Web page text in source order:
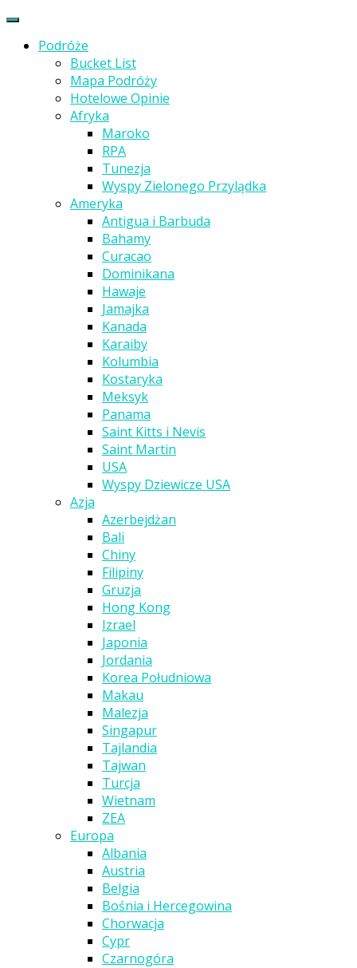
Podróże
Bucket List
Mapa Podróży
Hotelowe Opinie
Afryka
Maroko
RPA
Tunezja
Wyspy Zielonego Przylądka
Ameryka
Antigua i Barbuda
Bahamy
Curacao
Dominikana
Hawaje
Jamajka
Kanada
Karaiby
Kolumbia
Kostaryka
Meksyk
Panama
Saint Kitts i Nevis
Saint Martin
USA
Wyspy Dziewicze USA
Azja
Azerbejdżan
Bali
Chiny
Filipiny
Gruzja
Hong Kong
Izrael
Japonia
Jordania
Korea Południowa
Makau
Malezja
Singapur
Tajlandia
Tajwan
Turcja
Wietnam
ZEA
Europa
Albania
Austria
Belgia
Bośnia i Hercegowina
Chorwacja
Cypr
Czarnogóra